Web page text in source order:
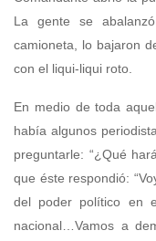
La gente se
camioneta, lo bajaron
con el liqui-liqui roto.
En medio de toda
había algunos
preguntarle: “¿Qué
que éste respondió:
del poder político en
nacional…Vamos a